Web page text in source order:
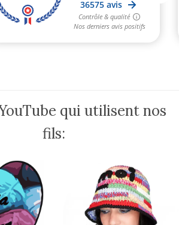
produit
qui utilisent nos
fils: